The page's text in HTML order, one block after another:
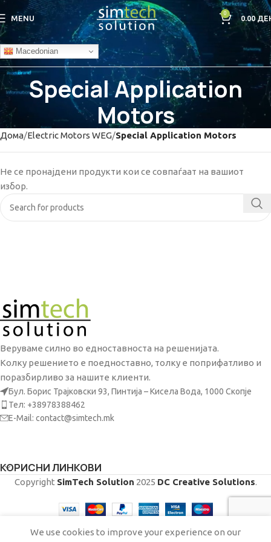
MENU
0
0.00
Macedonian
Special Application
Motors
Дома Electric Motors WEG Special Application Motors
Не се пронајдени продукти кои се совпаѓаат на вашиот
избор.
Веруваме силно во едноставноста на решенијата.
Колку решението е поедноставно, толку е поприфатливо и
поразбирливо за нашите клиенти.
Бул. Борис Трајковски 93, Пинтија – Кисела Вода, 1000 Скопје
Тел: +38978388462
E-Mail: contact@simtech.mk
КОРИСНИ ЛИНКОВИ
Copyright SimTech Solution 2025 DC Creative Solutions.
We use cookies to improve your experience on our